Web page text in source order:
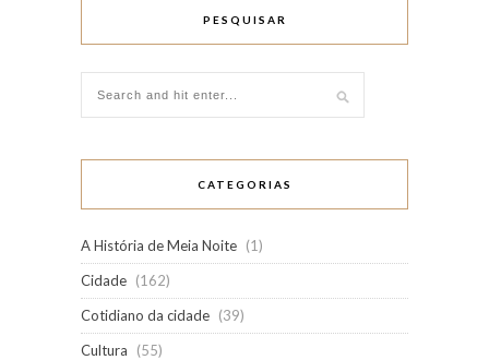
PESQUISAR
CATEGORIAS
A História de Meia Noite (1)
Cidade (162)
Cotidiano da cidade (39)
Cultura
(55)